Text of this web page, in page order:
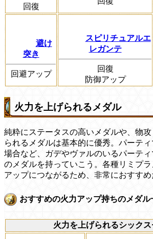
回復
避け
突き
回避アップ
スピリチュアルエ
レガンテ
回復
防御アップ
火力を上げられるメダル
純粋にステータスの高いメダルや、物
られるメダルは基本的に優秀。パーテ
場合など、ガデやヴァルのいるパーテ
のメダルを持っていこう。各種リミプ
アップにつながるため、非常におすすめ
おすすめの火力アップ持ちのメダル
火力を上げられるシックス